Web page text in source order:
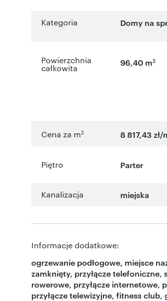
Kategoria Domy na
Powierzchnia
całkowita
96,40 m2
Cena za m2 8 817,43 zł/
Piętro Parter
Kanalizacja miejska
Informacje dodatkowe:
ogrzewanie podłogowe, miejsce
zamknięty, przyłącze telefoniczne,
rowerowe, przyłącze internetowe,
przyłącze telewizyjne, fitness club,